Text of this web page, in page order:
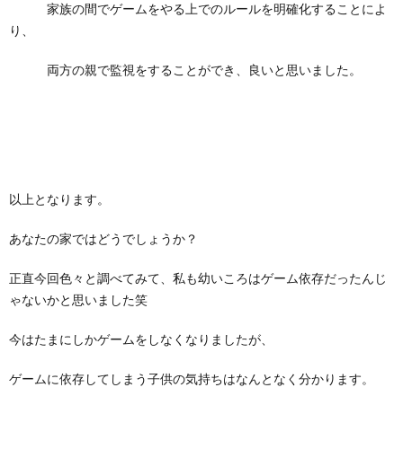
家族の間でゲームをやる上でのルールを明確化することによ
り、
両方の親で監視をすることができ、良いと思いました。
以上となります。
あなたの家ではどうでしょうか？
正直今回色々と調べてみて、私も幼いころはゲーム依存だったんじ
ゃないかと思いました笑
今はたまにしかゲームをしなくなりましたが、
ゲームに依存してしまう子供の気持ちはなんとなく分かります。